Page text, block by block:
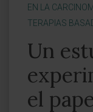
EN LA
TERAPIAS
Un
el